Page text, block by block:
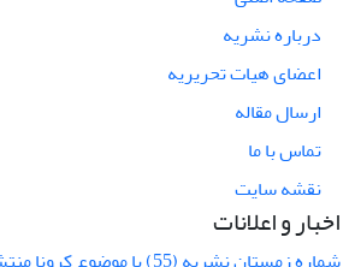
درباره نشریه
اعضای هیات تحریریه
ارسال مقاله
تماس با ما
نقشه سایت
اخبار و اعلانات